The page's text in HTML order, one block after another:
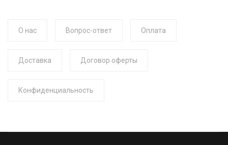
О нас Вопрос-ответ Оплата
Доставка Договор оферты
Конфиденциальность